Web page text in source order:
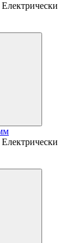
Електрически
Електрически